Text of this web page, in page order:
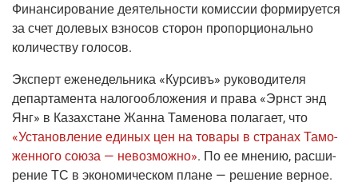
Финан­си­ро­ва­ние дея­тель­но­сти комис­сии фор­ми­ру­ет­ся
за счет доле­вых взно­сов сто­рон про­пор­ци­о­наль­но
коли­че­ству голосов.
Экс­перт еже­не­дель­ни­ка «Кур­сивъ» руко­во­ди­те­ля
депар­та­мен­та нало­го­об­ло­же­ния и пра­ва «Эрнст энд
Янг» в Казах­стане Жан­на Таме­но­ва пола­га­ет, что
«Уста­нов­ле­ние еди­ных цен на това­ры в стра­нах Тамо­
жен­но­го сою­за — невоз­мож­но». По ее мне­нию, рас­ши­
ре­ние ТС в эко­но­ми­че­ском плане — реше­ние вер­ное.